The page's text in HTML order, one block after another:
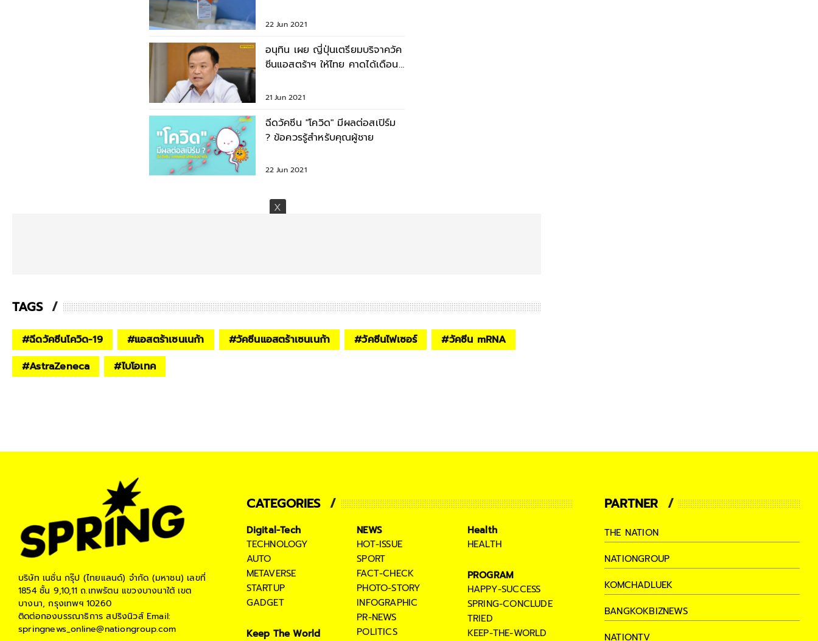
22 Jun 2021
อนุทิน เผย ญี่ปุ่นเตรียมบริจาควัค
ซีนแอสตร้าฯ ให้ไทย คาดได้เดือน
21 Jun 2021
ฉีดวัคซีน "โควิด" มีผลต่อสเปิร์ม
? ข้อควรรู้สำหรับคุณผู้ชาย
22 Jun 2021
TAGS
#ฉีดวัคซีนโควิด-19 #แอสตร้าเซนเนก้า #วัคซีนแอสตร้าเซนเนก้า #วัคซีนไฟเซอร์ #วัคซีน mRNA
#AstraZeneca #ไบโอเทค
บริษัท เนชั่น กรุ๊ป (ไทยแลนด์) จำกัด (มหาชน) เลขที่
1854 ชั้น 9,10,11 ถ.เทพรัตน แขวงบางนาใต้ เขต
บางนา, กรุงเทพฯ 10260
ติดต่อกองบรรณาธิการ สปริงนิวส์Email:
springnews_online@nationgroup.com
CATEGORIES
Digital-Tech
TECHNOLOGY
AUTO
METAVERSE
STARTUP
GADGET
Keep The World
NEWS
HOT-ISSUE
SPORT
FACT-CHECK
PHOTO-STORY
INFOGRAPHIC
PR-NEWS
POLITICS
Health
HEALTH
PROGRAM
HAPPY-SUCCESS
SPRING-CONCLUDE
TRIED
KEEP-THE-WORLD
PARTNER
THE NATION
NATIONGROUP
KOMCHADLUEK
BANGKOKBIZNEWS
NATIONTV